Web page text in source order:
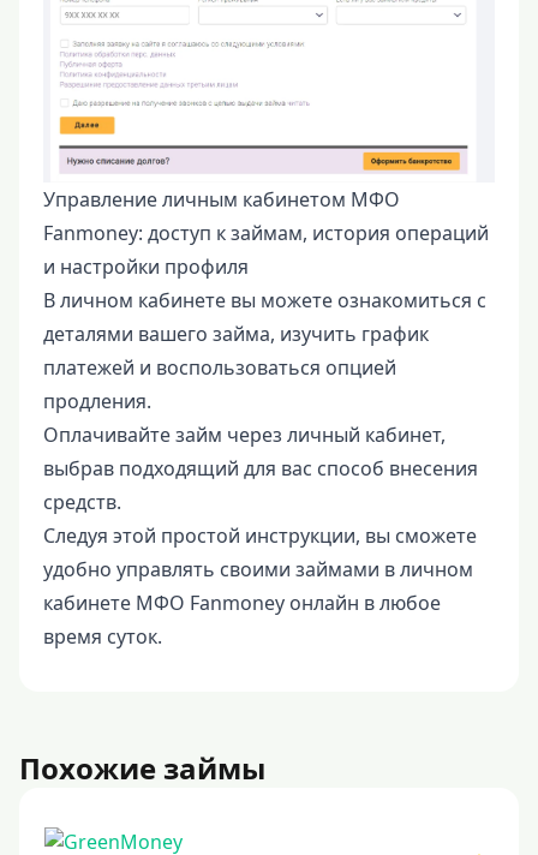
Управление личным кабинетом МФО
Fanmoney: доступ к займам, история операций
и настройки профиля
В личном кабинете вы можете ознакомиться с
деталями вашего займа, изучить график
платежей и воспользоваться опцией
продления.
Оплачивайте займ через личный кабинет,
выбрав подходящий для вас способ внесения
средств.
Следуя этой простой инструкции, вы сможете
удобно управлять своими займами в личном
кабинете МФО Fanmoney онлайн в любое
время суток.
Похожие займы